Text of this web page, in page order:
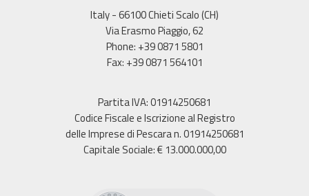
Italy - 66100 Chieti Scalo (CH)
Via Erasmo Piaggio, 62
Phone: +39 0871 5801
Fax: +39 0871 564101
Partita IVA: 01914250681
Codice Fiscale e Iscrizione al Registro
delle Imprese di Pescara n. 01914250681
Capitale Sociale: € 13.000.000,00